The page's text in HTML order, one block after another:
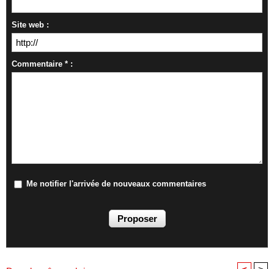
Site web :
Commentaire * :
Me notifier l'arrivée de nouveaux commentaires